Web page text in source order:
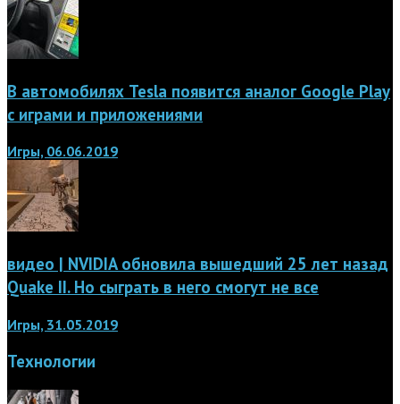
В автомобилях Tesla появится аналог Google Play
с играми и приложениями
Игры, 06.06.2019
видео | NVIDIA обновила вышедший 25 лет назад
Quake II. Но сыграть в него смогут не все
Игры, 31.05.2019
Технологии